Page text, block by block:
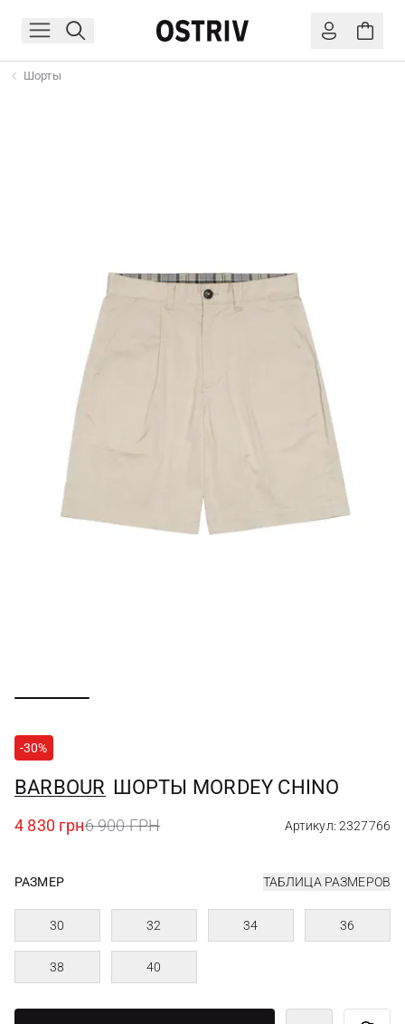
Шорты
-30%
BARBOUR ШОРТЫ MORDEY CHINO
4 830 грн6 900 ГРН Артикул: 2327766
РАЗМЕР ТАБЛИЦА РАЗМЕРОВ
30 32 34 36
38 40